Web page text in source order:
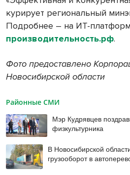
курирует региональный
Подробнее – на ИТ-
производительность.рф.
Фото предоставлено
Новосибирской области
Районные СМИ
Мэр Кудрявцев
физкультурника
В Новосибирской
грузооборот в